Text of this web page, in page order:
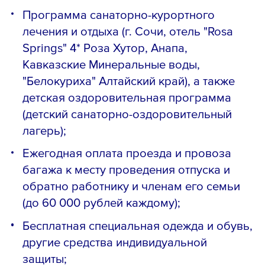
Программа санаторно-курортного
лечения и отдыха (г. Сочи, отель "Rosa
Springs" 4* Роза Хутор, Анапа,
Кавказские Минеральные воды,
"Белокуриха" Алтайский край), а также
детская оздоровительная программа
(детский санаторно-оздоровительный
лагерь);
Ежегодная оплата проезда и провоза
багажа к месту проведения отпуска и
обратно работнику и членам его семьи
(до 60 000 рублей каждому);
Бесплатная специальная одежда и обувь,
другие средства индивидуальной
защиты;